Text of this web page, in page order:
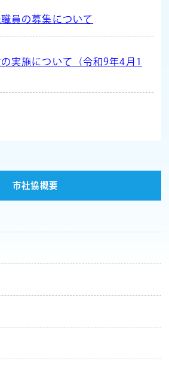
員の募集について
実施について（令和9年4月1
市社協概要